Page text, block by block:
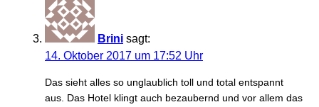
Brini sagt:
14. Oktober 2017 um 17:52 Uhr
Das sieht alles so unglaublich toll und total entspannt
aus. Das Hotel klingt auch bezaubernd und vor allem das